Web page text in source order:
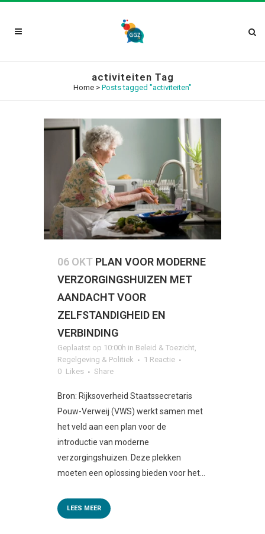
activiteiten Tag
Home > Posts tagged "activiteiten"
06 OKT PLAN VOOR MODERNE
VERZORGINGSHUIZEN MET
AANDACHT VOOR
ZELFSTANDIGHEID EN
VERBINDING
Geplaatst op 10:00h in Beleid & Toezicht,
Regelgeving & Politiek
1 Reactie
0 Likes Share
Bron: Rijksoverheid Staatssecretaris
Pouw-Verweij (VWS) werkt samen met
het veld aan een plan voor de
introductie van moderne
verzorgingshuizen. Deze plekken
moeten een oplossing bieden voor het...
LEES MEER